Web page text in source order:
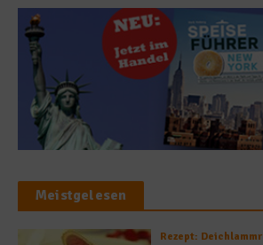
Meistgelesen
Rezept: